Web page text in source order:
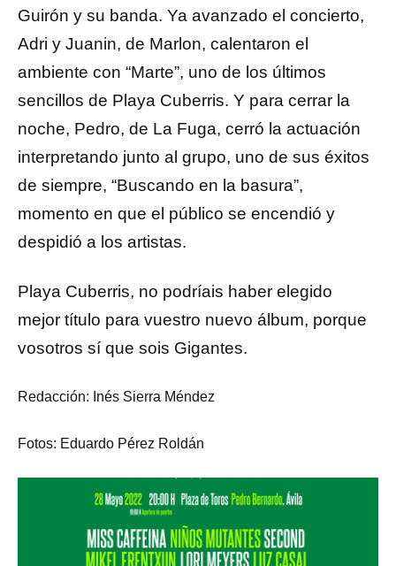
Guirón y su banda. Ya avanzado el concierto,
Adri y Juanin, de Marlon, calentaron el
ambiente con “Marte”, uno de los últimos
sencillos de Playa Cuberris. Y para cerrar la
noche, Pedro, de La Fuga, cerró la actuación
interpretando junto al grupo, uno de sus éxitos
de siempre, “Buscando en la basura”,
momento en que el público se encendió y
despidió a los artistas.
Playa Cuberris, no podríais haber elegido
mejor título para vuestro nuevo álbum, porque
vosotros sí que sois Gigantes.
Redacción: Inés Sierra Méndez
Fotos: Eduardo Pérez Roldán